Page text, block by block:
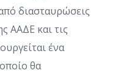
διασταυρώσεις
ΑΑΔΕ και τις
ένα
θα